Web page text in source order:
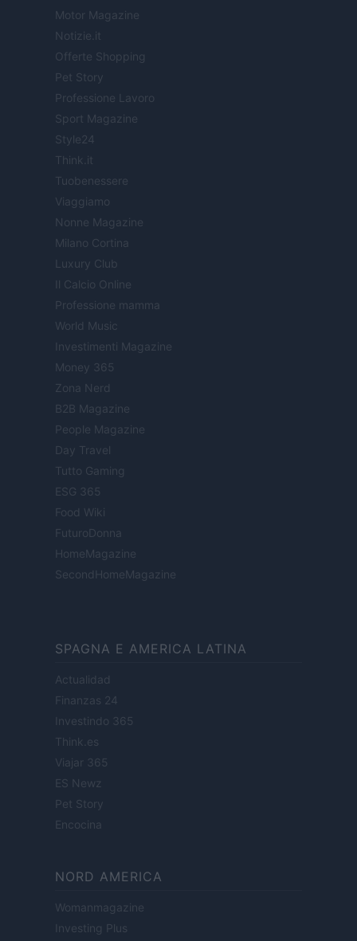
Motor Magazine
Notizie.it
Offerte Shopping
Pet Story
Professione Lavoro
Sport Magazine
Style24
Think.it
Tuobenessere
Viaggiamo
Nonne Magazine
Milano Cortina
Luxury Club
Il Calcio Online
Professione mamma
World Music
Investimenti Magazine
Money 365
Zona Nerd
B2B Magazine
People Magazine
Day Travel
Tutto Gaming
ESG 365
Food Wiki
FuturoDonna
HomeMagazine
SecondHomeMagazine
SPAGNA E AMERICA LATINA
Actualidad
Finanzas 24
Investindo 365
Think.es
Viajar 365
ES Newz
Pet Story
Encocina
NORD AMERICA
Womanmagazine
Investing Plus